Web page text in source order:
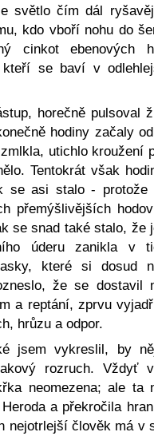
světlo čím dál
kdo vboří nohu do
cinkot ebenových
se baví v
horečně pulsoval
hodiny začaly
utichlo kroužení
Tentokrát však
se asi stalo - protože
přemýšlivějších
se snad také stalo, že
úderu zanikla v
které si dosud
že se dostavil
a reptání, zprvu
hrůzu a odpor.
jsem vykreslil, by
rozruch. Vždyť
neomezena; ale ta
a překročila
nejotrlejší člověk má v